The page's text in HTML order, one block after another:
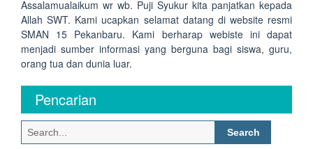
Assalamualaikum wr wb. Puji Syukur kita panjatkan kepada
Allah SWT. Kami ucapkan selamat datang di website resmi
SMAN 15 Pekanbaru. Kami berharap webiste ini dapat
menjadi sumber informasi yang berguna bagi siswa, guru,
orang tua dan dunia luar.
Pencarian
Search
for: